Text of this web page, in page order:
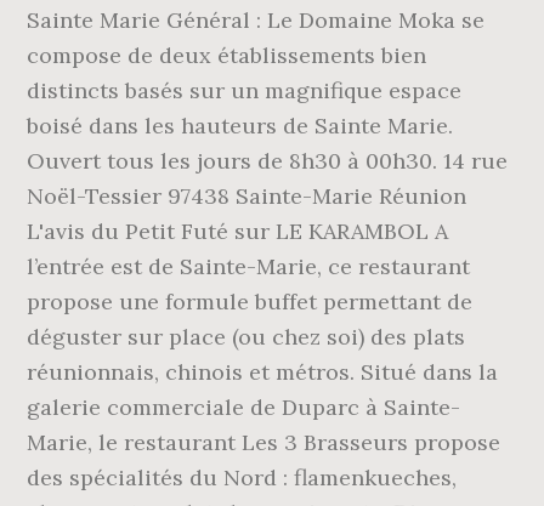
Sainte Marie Général : Le Domaine Moka se
compose de deux établissements bien
distincts basés sur un magnifique espace
boisé dans les hauteurs de Sainte Marie.
Ouvert tous les jours de 8h30 à 00h30. 14 rue
Noël-Tessier 97438 Sainte-Marie Réunion
L'avis du Petit Futé sur LE KARAMBOL A
l’entrée est de Sainte-Marie, ce restaurant
propose une formule buffet permettant de
déguster sur place (ou chez soi) des plats
réunionnais, chinois et métros. Situé dans la
galerie commerciale de Duparc à Sainte-
Marie, le restaurant Les 3 Brasseurs propose
des spécialités du Nord : flamenkueches,